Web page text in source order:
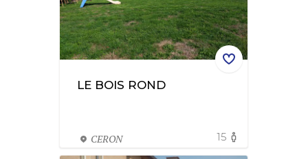
LE BOIS ROND
CERON 15